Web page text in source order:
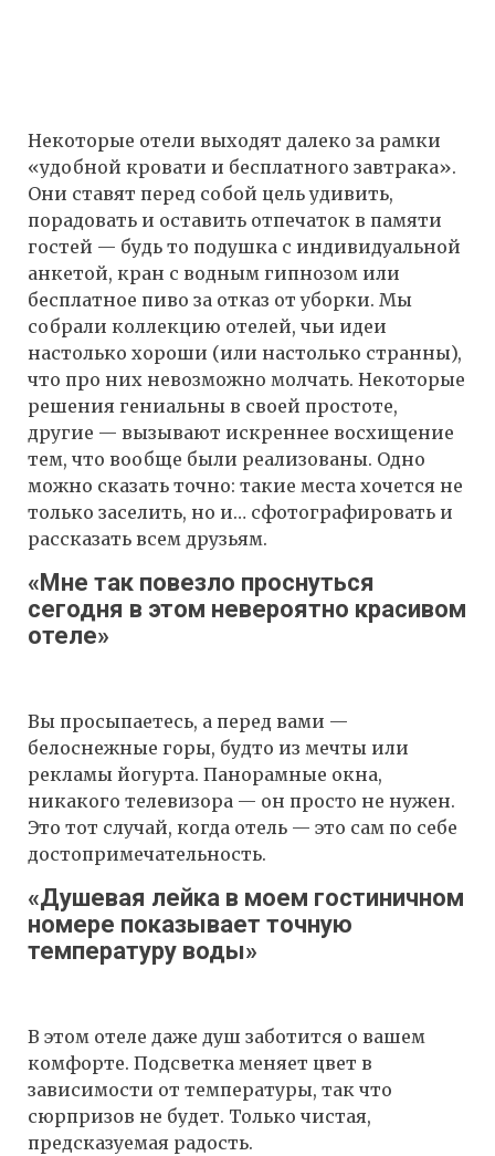
Некоторые отели выходят далеко за рамки
«удобной кровати и бесплатного завтрака».
Они ставят перед собой цель удивить,
порадовать и оставить отпечаток в памяти
гостей — будь то подушка с индивидуальной
анкетой, кран с водным гипнозом или
бесплатное пиво за отказ от уборки. Мы
собрали коллекцию отелей, чьи идеи
настолько хороши (или настолько странны),
что про них невозможно молчать. Некоторые
решения гениальны в своей простоте,
другие — вызывают искреннее восхищение
тем, что вообще были реализованы. Одно
можно сказать точно: такие места хочется не
только заселить, но и… сфотографировать и
рассказать всем друзьям.
«Мне так повезло проснуться
сегодня в этом невероятно красивом
отеле»
Вы просыпаетесь, а перед вами —
белоснежные горы, будто из мечты или
рекламы йогурта. Панорамные окна,
никакого телевизора — он просто не нужен.
Это тот случай, когда отель — это сам по себе
достопримечательность.
«Душевая лейка в моем гостиничном
номере показывает точную
температуру воды»
В этом отеле даже душ заботится о вашем
комфорте. Подсветка меняет цвет в
зависимости от температуры, так что
сюрпризов не будет. Только чистая,
предсказуемая радость.